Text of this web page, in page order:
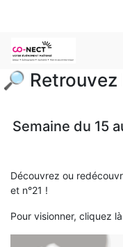
🔎
Semaine du 15
Découvrez ou
et n°21 !
Pour visionner, cliquez là